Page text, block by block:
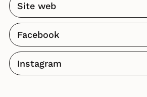
Site web
Facebook
Instagram